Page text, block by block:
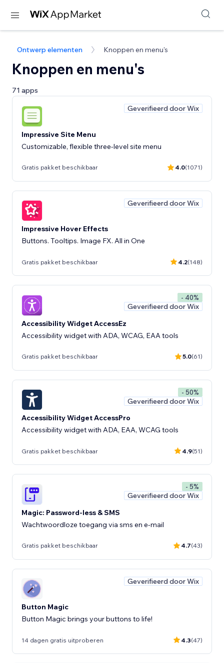
Ontwerp elementen Knoppen en menu's
Knoppen en menu's
71 apps
Geverifieerd door Wix
Impressive Site Menu
Customizable, flexible three-level site menu
Gratis pakket beschikbaar 4.0(1071)
Geverifieerd door Wix
Impressive Hover Effects
Buttons. Tooltips. Image FX. All in One
Gratis pakket beschikbaar 4.2(148)
- 40%
Geverifieerd door Wix
Accessibility Widget AccessEz
Accessibility widget with ADA, WCAG, EAA tools
Gratis pakket beschikbaar 5.0(61)
- 50%
Geverifieerd door Wix
Accessibility Widget AccessPro
Accessibility widget with ADA, EAA, WCAG tools
Gratis pakket beschikbaar 4.9(51)
- 5%
Geverifieerd door Wix
Magic: Password-less & SMS
Wachtwoordloze toegang via sms en e-mail
Gratis pakket beschikbaar 4.7(43)
Geverifieerd door Wix
Button Magic
Button Magic brings your buttons to life!
14 dagen gratis uitproberen 4.3(47)